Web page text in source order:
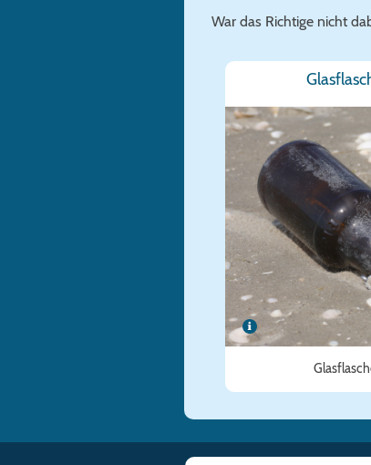
War das Richtige nicht